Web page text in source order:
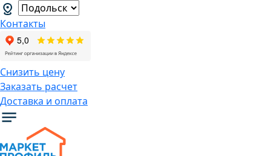
Контакты
Снизить цену
Заказать расчет
Доставка и оплата